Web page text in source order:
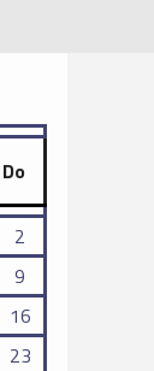
Do
2
9
16
23